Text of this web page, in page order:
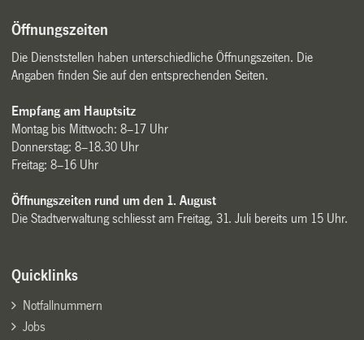
Öffnungszeiten
Die Dienststellen haben unterschiedliche Öffnungszeiten. Die
Angaben finden Sie auf den entsprechenden Seiten.
Empfang am Hauptsitz
Montag bis Mittwoch: 8–17 Uhr
Donnerstag: 8–18.30 Uhr
Freitag: 8–16 Uhr
Öffnungszeiten rund um den 1. August
Die Stadtverwaltung schliesst am Freitag, 31. Juli bereits um 15 Uhr.
Quicklinks
Notfallnummern
Jobs